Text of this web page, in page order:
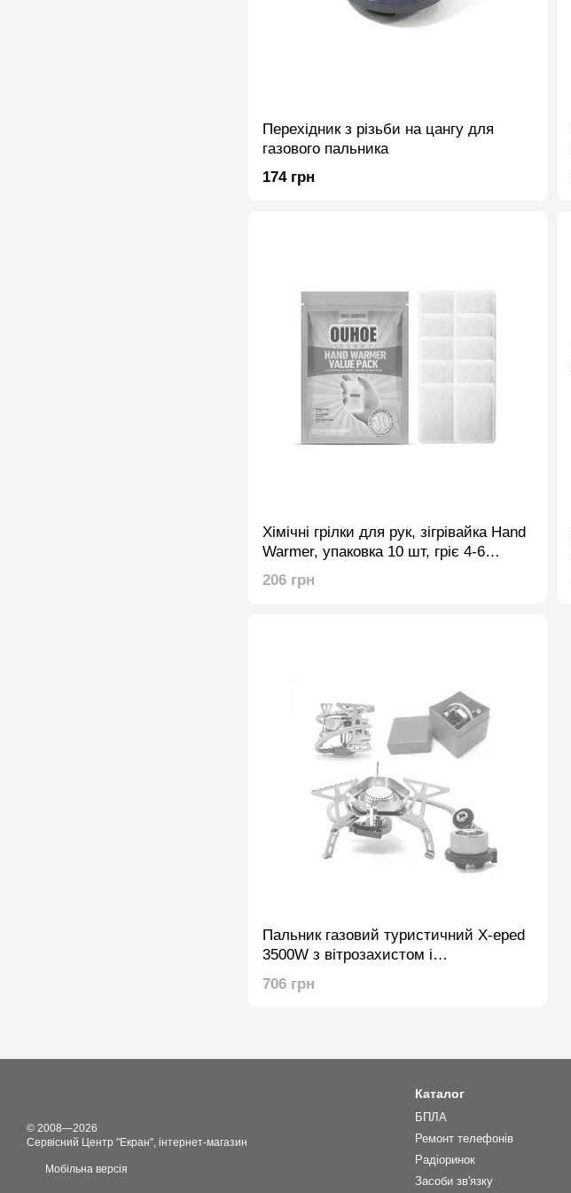
Перехідник з різьби на цангу для
газового пальника
174 грн
Хімічні грілки для рук, зігрівайка Hand
Warmer, упаковка 10 шт, гріє 4-6
годин.
206 грн
Пальник газовий туристичний X-eped
3500W з вітрозахистом і
п'єзопідпалом (шланг під балон,
адаптер)
706 грн
© 2008—2026
Сервісний Центр "Екран", інтернет-магазин
Мобільна версія
Каталог
БПЛА
Ремонт телефонів
Радіоринок
Засоби зв'язку